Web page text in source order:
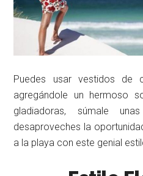
Puedes usar vestidos de
agregándole un hermoso
gladiadoras, súmale
desaproveches la
a la playa con este genial